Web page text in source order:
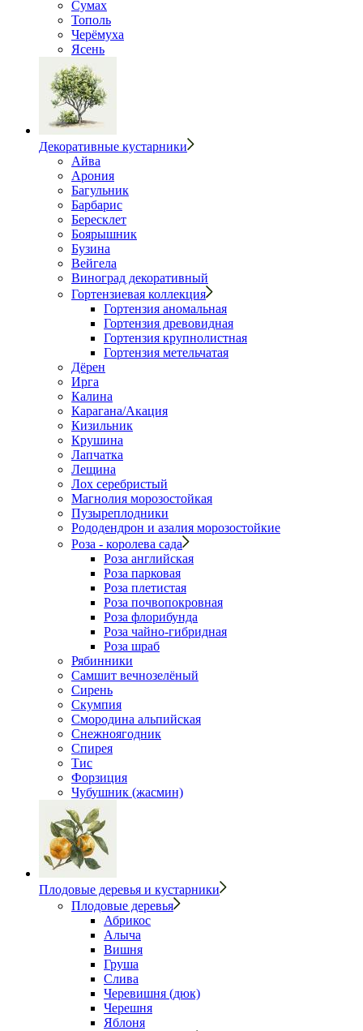
Сумах
Тополь
Черёмуха
Ясень
Декоративные кустарники
Айва
Арония
Багульник
Барбарис
Бересклет
Боярышник
Бузина
Вейгела
Виноград декоративный
Гортензиевая коллекция
Гортензия аномальная
Гортензия древовидная
Гортензия крупнолистная
Гортензия метельчатая
Дёрен
Ирга
Калина
Карагана/Акация
Кизильник
Крушина
Лапчатка
Лещина
Лох серебристый
Магнолия морозостойкая
Пузыреплодники
Рододендрон и азалия морозостойкие
Роза - королева сада
Роза английская
Роза парковая
Роза плетистая
Роза почвопокровная
Роза флорибунда
Роза чайно-гибридная
Роза шраб
Рябинники
Самшит вечнозелёный
Сирень
Скумпия
Смородина альпийская
Снежноягодник
Спирея
Тис
Форзиция
Чубушник (жасмин)
Плодовые деревья и кустарники
Плодовые деревья
Абрикос
Алыча
Вишня
Груша
Слива
Черевишня (дюк)
Черешня
Яблоня